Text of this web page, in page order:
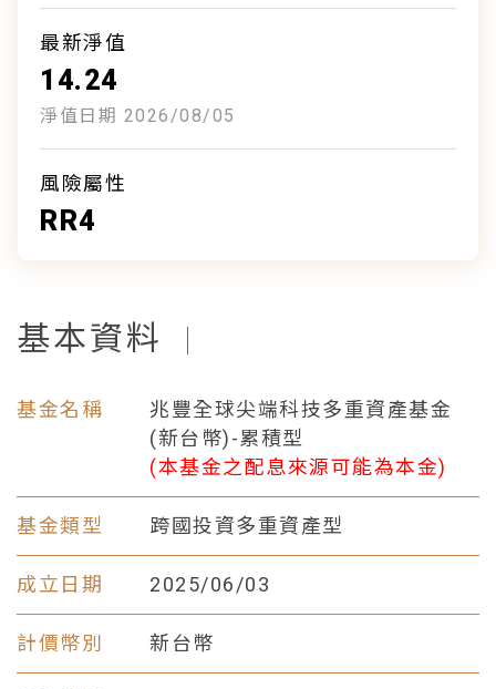
最新淨值
14.24
淨值日期 2026/08/05
風險屬性
RR4
基本資料 |
基金名稱
兆豐全球尖端科技多重資產基金
(新台幣)-累積型
(本基金之配息來源可能為本金)
基金類型 跨國投資多重資產型
成立日期 2025/06/03
計價幣別 新台幣